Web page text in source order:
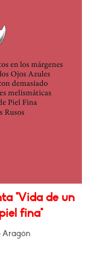
"Vida de un
fina"
Aragón